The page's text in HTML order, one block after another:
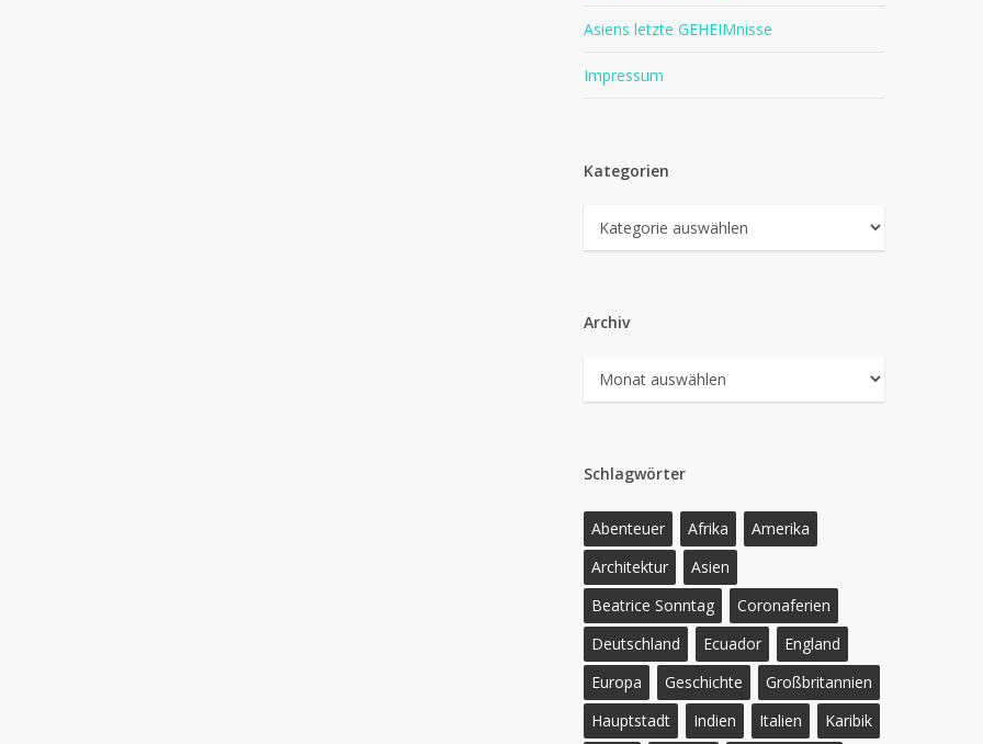
Asiens letzte GEHEIMnisse
Impressum
Kategorien
Kategorien
Archiv
Archiv
Schlagwörter
Abenteuer Afrika
Amerika
Architektur
Asien
Beatrice Sonntag
Coronaferien
Deutschland
Ecuador
England
Europa
Geschichte
Großbritannien
Hauptstadt
Indien Italien
Karibik